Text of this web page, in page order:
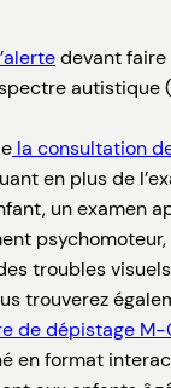
devant faire
autistique
la consultation
en plus de
un examen
psychomoteur,
troubles
trouverez
de dépistage M-
en format